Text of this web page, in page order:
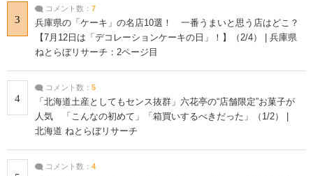
3
コメント数： 7
兵庫県の「ケーキ」の名店10選！ 一番うまいと思う店はどこ？
【7月12日は「デコレーションケーキの日」！】（2/4） | 兵庫県
ねとらぼリサーチ：2ページ目
4
コメント数： 5
「北海道土産としてもセンス抜群」六花亭の“店舗限定”お菓子が
人気 「こんなの初めて」「箱買いするべきだった」（1/2） |
北海道 ねとらぼリサーチ
コメント数： 4